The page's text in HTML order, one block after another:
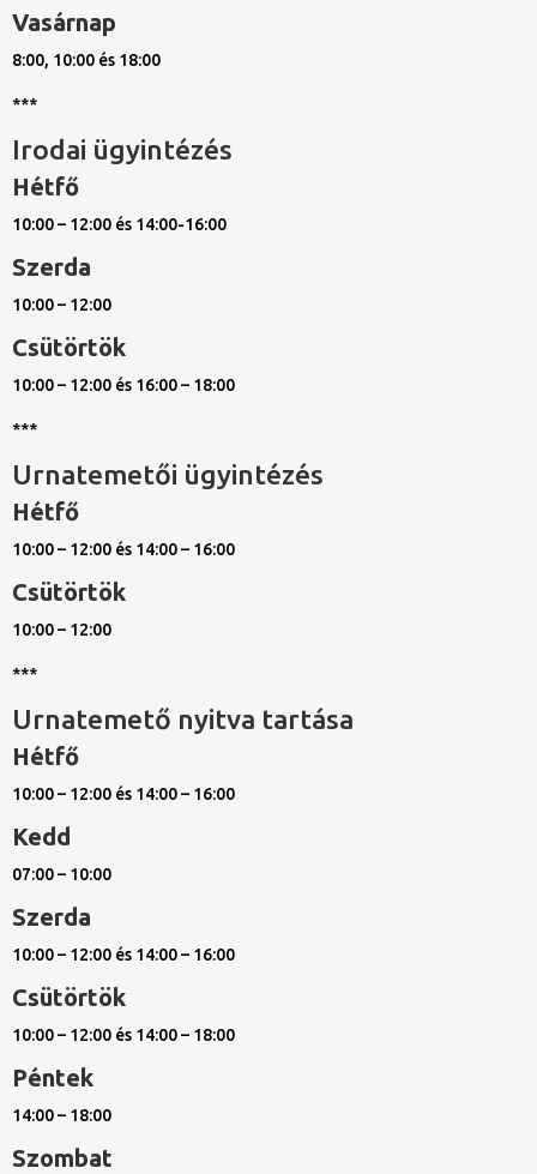
Vasárnap
8:00, 10:00 és 18:00
***
Irodai ügyintézés
Hétfő
10:00 – 12:00 és 14:00-16:00
Szerda
10:00 – 12:00
Csütörtök
10:00 – 12:00 és 16:00 – 18:00
***
Urnatemetői ügyintézés
Hétfő
10:00 – 12:00 és 14:00 – 16:00
Csütörtök
10:00 – 12:00
***
Urnatemető nyitva tartása
Hétfő
10:00 – 12:00 és 14:00 – 16:00
Kedd
07:00 – 10:00
Szerda
10:00 – 12:00 és 14:00 – 16:00
Csütörtök
10:00 – 12:00 és 14:00 – 18:00
Péntek
14:00 – 18:00
Szombat